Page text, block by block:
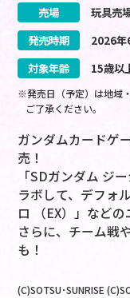
売場
玩具売
発売時期
2026年
対象年齢
15歳以
※発売日（予定）は地域
ご了承ください。
ガンダムカードゲ
売！
「SDガンダム ジ
ラボして、デフォ
ロ （EX）」などの
さらに、チーム戦
も！
(C)SOTSU･SUNRISE